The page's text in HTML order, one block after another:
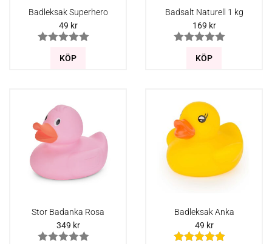
Badleksak Superhero
49 kr
KÖP
Badsalt Naturell 1 kg
169 kr
KÖP
Stor Badanka Rosa
349 kr
Badleksak Anka
49 kr